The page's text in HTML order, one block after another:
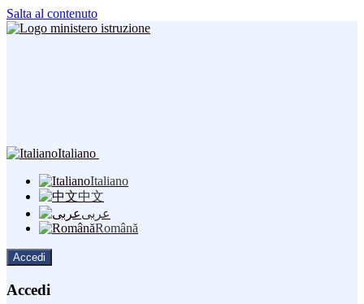
Salta al contenuto
Italiano
Italiano
中文
عربى
Română
Accedi
Accedi